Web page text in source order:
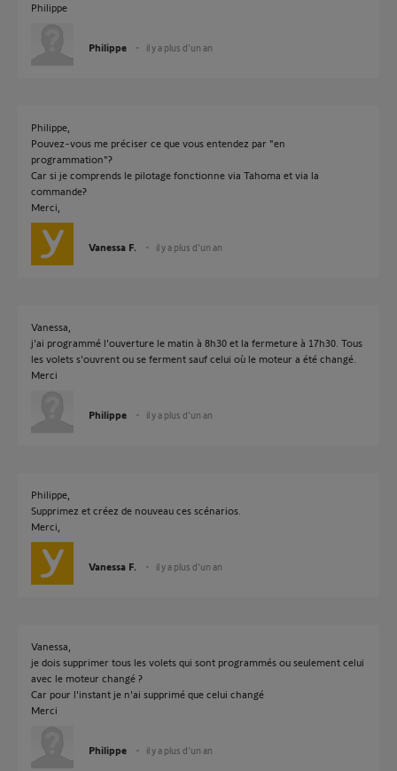
Philippe
Philippe il y a plus d'un an
Philippe,
Pouvez-vous me préciser ce que vous entendez par "en
programmation"?
Car si je comprends le pilotage fonctionne via Tahoma et via la
commande?
Merci,
Vanessa F. il y a plus d'un an
Vanessa,
j'ai programmé l'ouverture le matin à 8h30 et la fermeture à 17h30. Tous
les volets s'ouvrent ou se ferment sauf celui où le moteur a été changé.
Merci
Philippe il y a plus d'un an
Philippe,
Supprimez et créez de nouveau ces scénarios.
Merci,
Vanessa F. il y a plus d'un an
Vanessa,
je dois supprimer tous les volets qui sont programmés ou seulement celui
avec le moteur changé ?
Car pour l'instant je n'ai supprimé que celui changé
Merci
Philippe il y a plus d'un an